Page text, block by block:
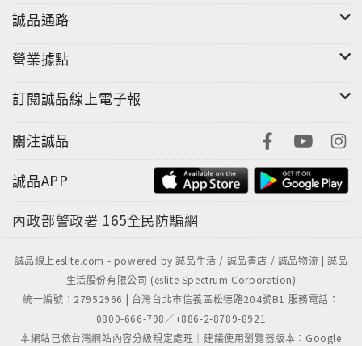
樓。鏤空的蕾絲窗簾擋住了視野。不知是否因為有某個
不會變髒的白色事物在我們裡面翻滾蕩漾，所以每每面
對那種整潔的事物時，內心才會覺得感動？
〈白石〉
到可以看見裡面。（其實那只是一顆平凡的白色石
默凝結成最小且堅硬的物品，想必就是這種觸感。
〈所有白〉
藏的嫩葉。
會看見在白天升起的寒冷弦月。
總有一天會看見冰河，會仰望那冰塊——它在每個彎曲
的稜角，形成偌大的青色影子，因為不曾擁有生命，感
誠品通路
營業據點
訂閱誠品線上電子報
關注誠品
誠品APP
內政部警政署 165全民防騙網
誠品線上eslite.com - powered by 誠品生活 / 誠品書店 / 誠品物流 | 誠品
生活股份有限公司 (eslite Spectrum Corporation)
統一編號：27952966 | 台灣台北市信義區松德路204號B1 服務電話：
0800-666-798／+886-2-8789-8921
本網站已依台灣網站內容分級規定處理｜建議使用瀏覽器版本：Google